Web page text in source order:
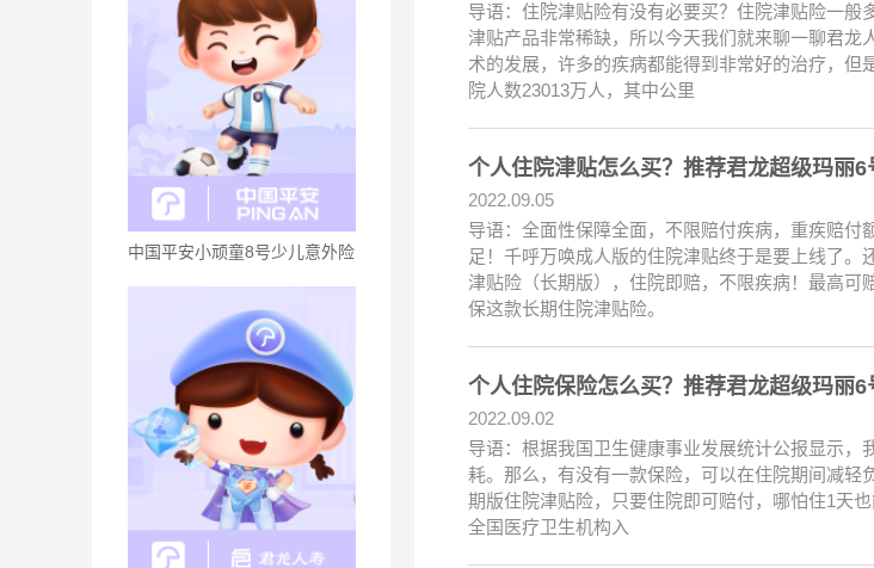
中国平安小顽童8号少儿意外险
导语：住院津贴险有没有必要买？住院津贴险一
津贴产品非常稀缺，所以今天我们就来聊一聊君
术的发展，许多的疾病都能得到非常好的治疗，但
院人数23013万人，其中公里
个人住院津贴怎么买？推荐君龙超级玛丽6
2022.09.05
导语：全面性保障全面，不限赔付疾病，重疾赔
足！千呼万唤成人版的住院津贴终于是要上线了
津贴险（长期版），住院即赔，不限疾病！最高可
保这款长期住院津贴险。
个人住院保险怎么买？推荐君龙超级玛丽6
2022.09.02
导语：根据我国卫生健康事业发展统计公报显示
耗。那么，有没有一款保险，可以在住院期间减
期版住院津贴险，只要住院即可赔付，哪怕住1天
全国医疗卫生机构入